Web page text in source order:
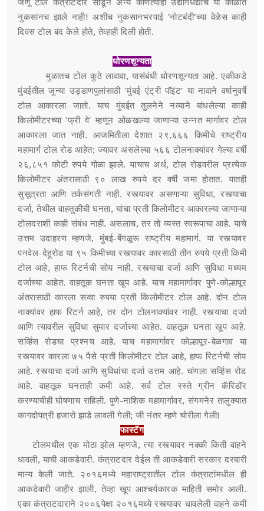
जणू टोल कंत्राटदार सोडून अन्य कोणत्याही उद्योगधंद्यांचे या काळात
नुकसानच झाले नाही! अशीच नुकसानभरपाई 'नोटबंदी'च्या वेळेस काही
दिवस टोल बंद केले होते, तेव्हाही दिली होती.
धोरणशून्यता
मुळातच टोल कुठे लावावा, यासंबंधी धोरणशून्यता आहे. एकीकडे
मुंबईतील जुन्या उड्डाणपुलांसाठी 'मुंबई एंट्री पॉइंट' या नावाने वर्षानुवर्षे
टोल आकारला जातो. याच मुंबईत तुलनेने नव्याने बांधलेल्या काही
किलोमीटरच्या 'फ्री वे' म्हणून ओळखल्या जाणाऱ्या उन्नत मार्गावर टोल
आकारला जात नाही. आजमितीला देशात २९,६६६ किमीचे राष्ट्रीय
महामार्ग टोल रोड आहेत; ज्यावर असलेल्या ५६६ टोलनाक्यांवर गेल्या वर्षी
२६,८५१ कोटी रुपये गोळा झाले. याचाच अर्थ, टोल रोडवरील प्रत्येक
किलोमीटर अंतरासाठी ९० लाख रुपये दर वर्षी जमा होतात. यातही
सुसूत्रता आणि तर्कसंगती नाही. रस्त्यावर असणाऱ्या सुविधा, रस्त्याचा
दर्जा, तेथील वाहतुकीची घनता, यांचा प्रती किलोमीटर आकारल्या जाणाऱ्या
टोलदराशी काही संबंध नाही. असलाच, तर तो व्यस्त स्वरूपाचा आहे. याचे
उत्तम उदाहरण म्हणजे, मुंबई-बेंगळुरू राष्ट्रीय महामार्ग. या रस्त्यावर
पनवेल-देहूरोड या ९५ किमीच्या रस्त्यावर कारसाठी तीन रुपये प्रती किमी
टोल आहे, हाफ रिटर्नची सोय नाही. रस्त्याचा दर्जा आणि सुविधा मध्यम
दर्जाच्या आहेत. वाहतूक घनता खूप आहे. याच महामार्गावर पुणे-कोल्हापूर
अंतरासाठी कारला सव्वा रुपया प्रती किलोमीटर टोल आहे. दोन टोल
नाक्यांवर हाफ रिटर्न आहे, तर दोन टोलनाक्यांवर नाही. रस्त्याचा दर्जा
आणि त्यावरील सुविधा सुमार दर्जाच्या आहेत. वाहतूक घनता खूप आहे.
सर्व्हिस रोडचा प्रश्नच आहे. याच महामार्गावर कोल्हापूर-बेळगाव या
रस्त्यावर कारला ७५ पैसे प्रती किलोमीटर टोल आहे, हाफ रिटर्नची सोय
आहे. रस्त्याचा दर्जा आणि सुविधांचा दर्जा उत्तम आहे. चांगला सर्व्हिस रोड
आहे. वाहतूक घनताही कमी आहे. सर्व टोल रस्ते ग्रीन कॅरिडॉर
करण्याचीही घोषणाच राहिली. पुणे-नाशिक महामार्गावर, संगमनेर तालुक्यात
कागदोपत्री हजारो झाडे लावली गेली; जी नंतर म्हणे चोरीला गेली!
फास्टॅग
टोलमधील एक मोठा झोल म्हणजे, त्या रस्त्यावर नक्की किती वाहने
धावली, याची आकडेवारी. कंत्राटदार देईल ती आकडेवारी सरकार दरबारी
मान्य केली जाते. २०१६मध्ये महाराष्ट्रातील टोल कंत्राटांमधील ही
आकडेवारी जाहीर झाली, तेव्हा खूप आश्चर्यकारक माहिती समोर आली.
एका कंत्राटदाराने २००६पेक्षा २०१६मध्ये रस्त्यावर धावलेली वाहने कमी